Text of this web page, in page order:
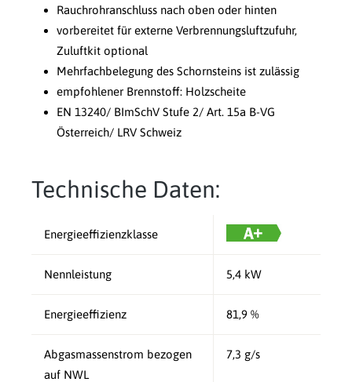
Rauchrohranschluss nach oben oder hinten
vorbereitet für externe Verbrennungsluftzufuhr,
Zuluftkit optional
Mehrfachbelegung des Schornsteins ist zulässig
empfohlener Brennstoff: Holzscheite
EN 13240/ BImSchV Stufe 2/ Art. 15a B-VG
Österreich/ LRV Schweiz
Technische Daten:
Energieeffizienzklasse
Nennleistung 5,4 kW
Energieeffizienz 81,9 %
Abgasmassenstrom bezogen
auf NWL
7,3 g/s